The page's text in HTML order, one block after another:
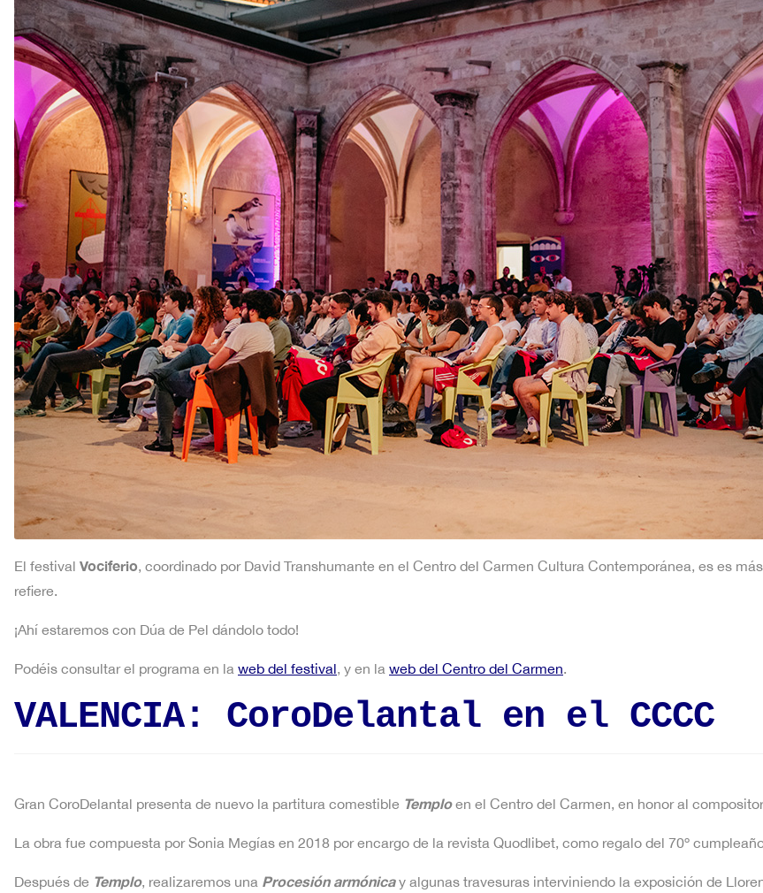
El festival Vociferio, coordinado por David Transhumante en el Centro del Carmen Cultura Contemporánea, es es
refiere.
¡Ahí estaremos con Dúa de Pel dándolo todo!
Podéis consultar el programa en la web del festival, y en la web del Centro del Carmen.
VALENCIA: CoroDelantal en el CCCC
Gran CoroDelantal presenta de nuevo la partitura comestible Temploen el Centro del Carmen, en honor al
La obra fue compuesta por Sonia Megías en 2018 por encargo de la revista Quodlibet, como regalo del 70º
Después de Templo, realizaremos una Procesión armónicay algunas travesuras interviniendo la exposición de